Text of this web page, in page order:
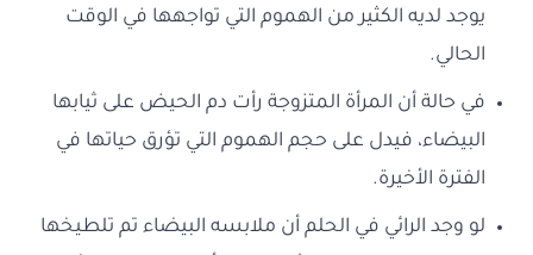
يوجد لديه الكثير من الهموم التي تواجهها في الوقت
الحالي.
في حالة أن المرأة المتزوجة رأت دم الحيض على ثيابها
البيضاء، فيدل على حجم الهموم التي تؤرق حياتها في
الفترة الأخيرة.
لو وجد الرائي في الحلم أن ملابسه البيضاء تم تلطيخها